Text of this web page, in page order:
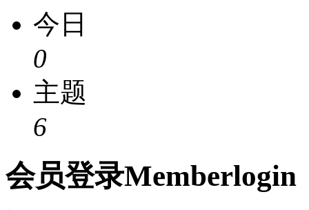
今日
0
主题
6
会员登录Memberlogin